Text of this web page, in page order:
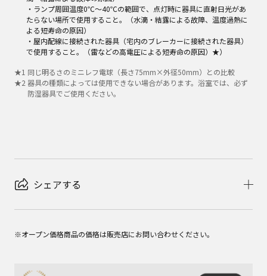
・ランプ周囲温度0℃～40℃の範囲で、点灯時に器具に直射日光があ
たらない場所で使用すること。（水滴・結露による故障、温度過熱に
よる短寿命の原因）
・屋内配線に接続された器具（宅内のブレーカーに接続された器具）
で使用すること。（雷などの高電圧による短寿命の原因）★）
★1 同じ明るさのミニレフ電球（長さ75mm×外径50mm）との比較
★2 器具の種類によっては使用できない場合があります。浴室では、必ず
防湿器具でご使用ください。
シェアする
※オープン価格商品の価格は販売店にお問い合わせください。